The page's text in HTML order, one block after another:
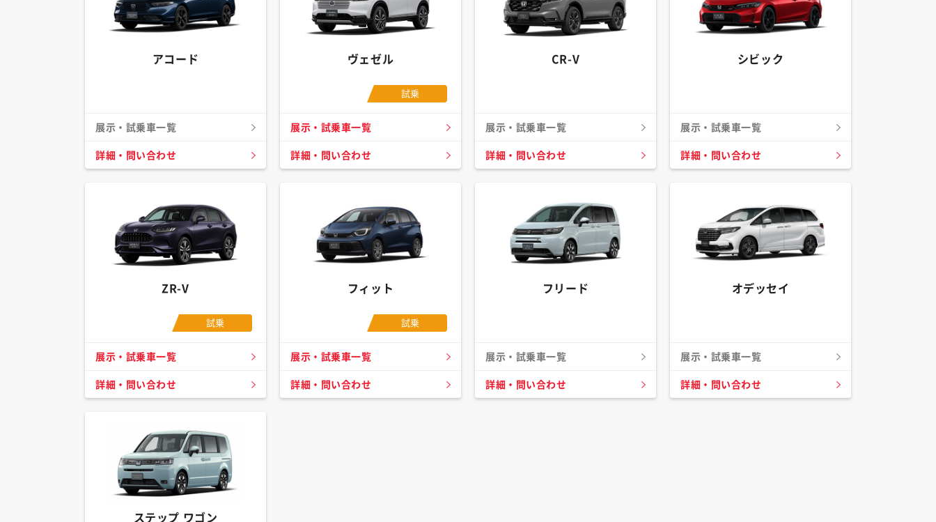
アコード
展示・試乗車一覧
詳細・問い合わせ
ヴェゼル
試乗
展示・試乗車一覧
詳細・問い合わせ
CR-V
展示・試乗車一覧
詳細・問い合わせ
シビック
展示・試乗車一覧
詳細・問い合わせ
ZR-V
試乗
展示・試乗車一覧
詳細・問い合わせ
フィット
試乗
展示・試乗車一覧
詳細・問い合わせ
フリード
展示・試乗車一覧
詳細・問い合わせ
オデッセイ
展示・試乗車一覧
詳細・問い合わせ
ステップ ワゴン